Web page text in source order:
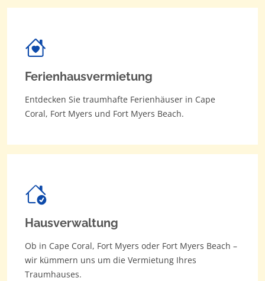
Ferienhausvermietung
Entdecken Sie traumhafte Ferienhäuser in Cape
Coral, Fort Myers und Fort Myers Beach.
Hausverwaltung
Ob in Cape Coral, Fort Myers oder Fort Myers Beach –
wir kümmern uns um die Vermietung Ihres
Traumhauses.